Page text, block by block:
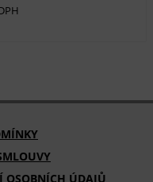
OSOBNÍCH ÚDAJŮ